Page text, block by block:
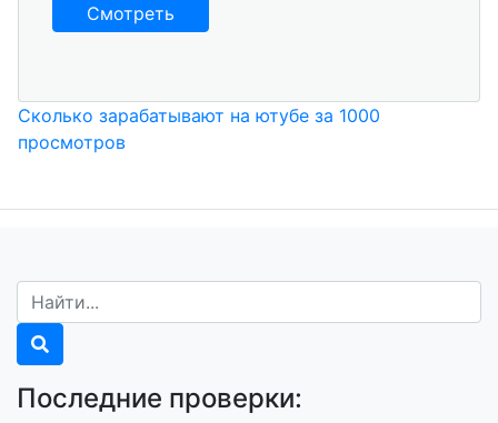
Смотреть
Сколько зарабатывают на ютубе за 1000
просмотров
Последние проверки: